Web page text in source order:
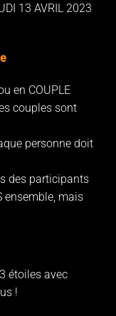
13 AVRIL 2023
en COUPLE
couples sont
personne doit
des participants
ensemble, mais
étoiles avec
!